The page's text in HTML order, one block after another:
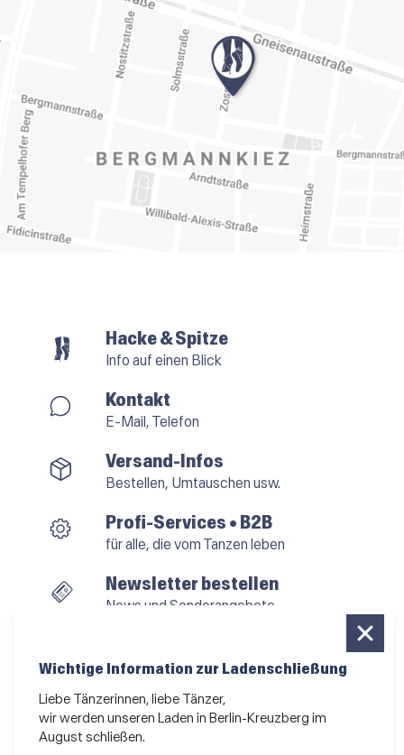
Hacke & Spitze
Info auf einen Blick
Kontakt
E-Mail, Telefon
Versand-Infos
Bestellen, Umtauschen usw.
Profi-Services • B2B
für alle, die vom Tanzen leben
Newsletter bestellen
News und Sonderangebote
AGB•Impressum• Datenschutz
Wichtige Information zur Ladenschließung
Liebe Tänzerinnen, liebe Tänzer,
wir werden unseren Laden in Berlin-Kreuzberg im
August schließen.